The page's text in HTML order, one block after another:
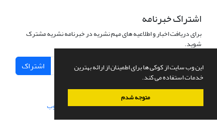
این وب سایت از کوکی ها برای اطمینان از ارائه بهترین
خدمات استفاده می کند.
متوجه شدم
اشتراک خبرنامه
برای دریافت اخبار و اطلاعیه های مهم نشریه در خبرنامه نشریه مشترک
شوید.
اشتراک
سامانه مدیریت نشریات علمی.طراحی و پیاده سازی از سیناوب